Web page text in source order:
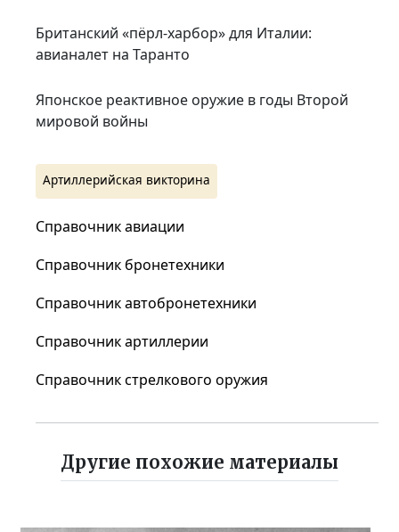
Британский «пёрл-харбор» для Италии:
авианалет на Таранто
Японское реактивное оружие в годы Второй
мировой войны
Артиллерийская викторина
Справочник авиации
Справочник бронетехники
Справочник автобронетехники
Справочник артиллерии
Справочник стрелкового оружия
Другие похожие материалы